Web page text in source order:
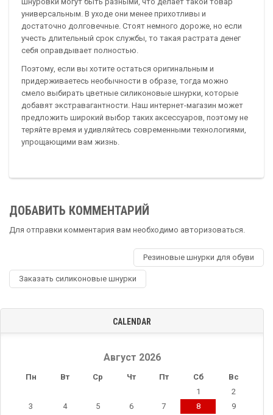
универсальным. В уходе они менее прихотливы и
достаточно долговечные. Стоят немного дороже, но если
учесть длительный срок службы, то такая растрата денег
себя оправдывает полностью.
Поэтому, если вы хотите остаться оригинальным и
придерживаетесь необычности в образе, тогда можно
смело выбирать цветные силиконовые шнурки, которые
добавят экстравагантности. Наш интернет-магазин может
предложить широкий выбор таких аксессуаров, поэтому не
теряйте время и удивляйтесь современными технологиями,
упрощающими вам жизнь.
ДОБАВИТЬ КОММЕНТАРИЙ
Для отправки комментария вам необходимо авторизоваться.
Резиновые шнурки для обуви
Заказать силиконовые шнурки
CALENDAR
Август 2026
Пн Вт Ср Чт Пт Сб Вс
1
2
3
4 5 6 7 8
9